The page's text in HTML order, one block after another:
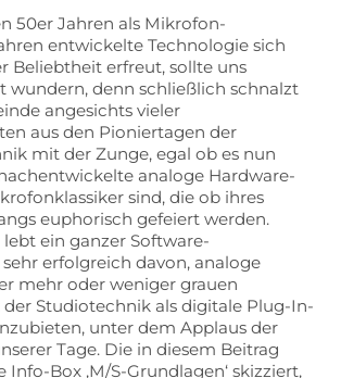
50er Jahren als Mikrofon-
entwickelte Technologie sich
Beliebtheit erfreut, sollte uns
wundern, denn schließlich schnalzt
angesichts vieler
aus den Pioniertagen der
mit der Zunge, egal ob es nun
analoge Hardware-
sind, die ob ihres
euphorisch gefeiert werden.
ein ganzer Software-
erfolgreich davon, analoge
mehr oder weniger grauen
Studiotechnik als digitale Plug-In-
unter dem Applaus der
Tage. Die in diesem Beitrag
Box ‚M/S-Grundlagen‘ skizziert,